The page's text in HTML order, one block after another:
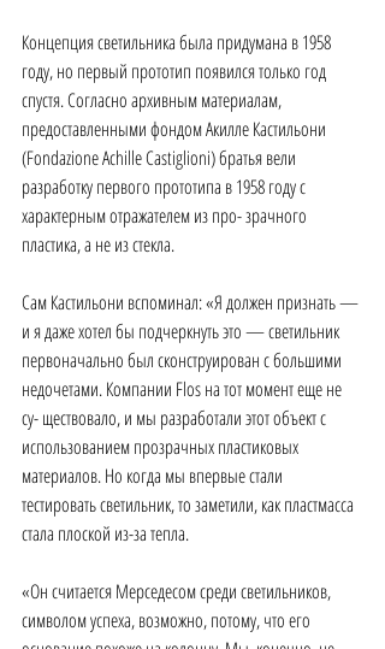
Концепция светильника была придумана в 1958
году, но первый прототип появился только год
спустя. Согласно архивным материалам,
предоставленными фондом Акилле Кастильони
(Fondazione Achille Castiglioni) братья вели
разработку первого прототипа в 1958 году с
характерным отражателем из про- зрачного
пластика, а не из стекла.
Сам Кастильони вспоминал: «Я должен признать —
и я даже хотел бы подчеркнуть это — светильник
первоначально был сконструирован с большими
недочетами. Компании Flos на тот момент еще не
су- ществовало, и мы разработали этот объект с
использованием прозрачных пластиковых
материалов. Но когда мы впервые стали
тестировать светильник, то заметили, как пластмасса
стала плоской из-за тепла.
«Он считается Мерседесом среди светильников,
символом успеха, возможно, потому, что его